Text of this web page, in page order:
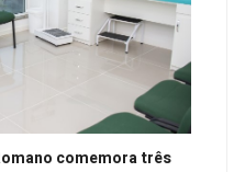
comemora três